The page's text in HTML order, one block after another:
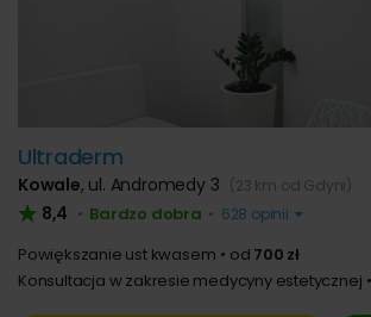
Ultraderm
Kowale, ul. Andromedy 3 (23 km od Gdyni)
8,4 • Bardzo dobra • 628 opinii
Powiększanie ust kwasem od 700 zł
Konsultacja w zakresie medycyny estetycznej